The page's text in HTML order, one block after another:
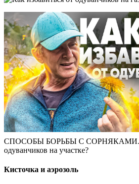
СПОСОБЫ БОРЬБЫ С СОРНЯКАМИ.
одуванчиков на участке?
Кисточка и аэрозоль